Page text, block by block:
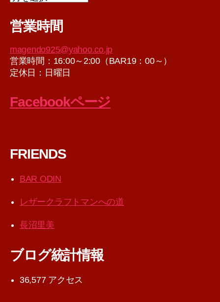
イ
営業時間
magendo925@yahoo.co.jp
営業時間：16:00～2:00（BAR19：00～）
定休日：日曜日
Facebookページ
FRIENDS
BAR ODIN
レザークラフトマンへの道
長沼里美
ブログ統計情報
36,577 アクセス